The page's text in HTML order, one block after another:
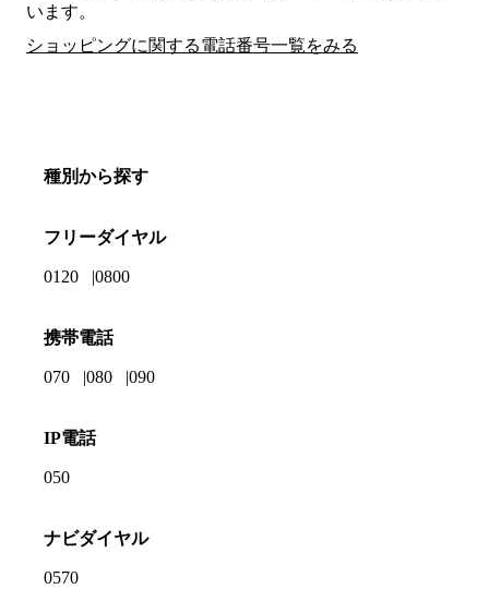
います。
ショッピングに関する電話番号一覧をみる
種別から探す
フリーダイヤル
0120 0800
携帯電話
070 080 090
IP電話
050
ナビダイヤル
0570